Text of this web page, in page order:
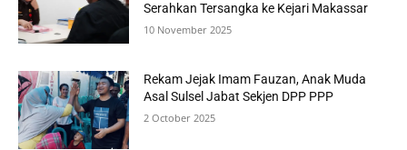
Serahkan Tersangka ke Kejari Makassar
10 November 2025
Rekam Jejak Imam Fauzan, Anak Muda
Asal Sulsel Jabat Sekjen DPP PPP
2 October 2025